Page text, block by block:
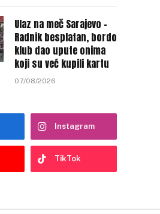
Ulaz na meč Sarajevo –
Radnik besplatan, bordo
klub dao upute onima
koji su već kupili kartu
07/08/2026
Instagram
TikTok